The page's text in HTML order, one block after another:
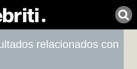
relacionados con